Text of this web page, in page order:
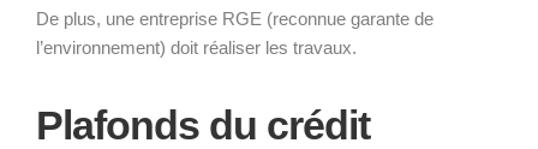
De plus, une entreprise RGE (reconnue garante de
l’environnement) doit réaliser les travaux.
Plafonds du crédit